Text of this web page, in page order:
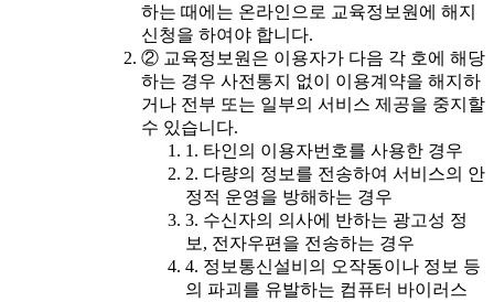
하는 때에는 온라인으로 교육정보원에 해지
신청을 하여야 합니다.
② 교육정보원은 이용자가 다음 각 호에 해당
하는 경우 사전통지 없이 이용계약을 해지하
거나 전부 또는 일부의 서비스 제공을 중지할
수 있습니다.
1. 타인의 이용자번호를 사용한 경우
2. 다량의 정보를 전송하여 서비스의 안
정적 운영을 방해하는 경우
3. 수신자의 의사에 반하는 광고성 정
보, 전자우편을 전송하는 경우
4. 정보통신설비의 오작동이나 정보 등
의 파괴를 유발하는 컴퓨터 바이러스